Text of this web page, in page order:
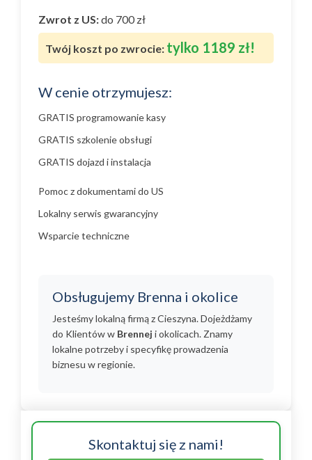
Zwrot z US:do 700 zł
Twój koszt po zwrocie: tylko 1189 zł!
W cenie otrzymujesz:
GRATIS programowanie kasy
GRATIS szkolenie obsługi
GRATIS dojazd i instalacja
Pomoc z dokumentami do US
Lokalny serwis gwarancyjny
Wsparcie techniczne
Obsługujemy Brenna i okolice
Jesteśmy lokalną firmą z Cieszyna. Dojeżdżamy
do Klientów w Brennej i okolicach. Znamy
lokalne potrzeby i specyfikę prowadzenia
biznesu w regionie.
Skontaktuj się z nami!